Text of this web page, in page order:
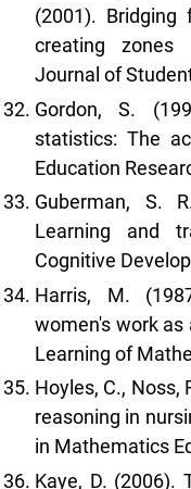
(2001). Bridging
creating zones
Journal of
Gordon, S.
statistics: The
Education
Guberman, S.
Learning and
Cognitive
Harris, M.
women's work
Learning of
Hoyles, C., Noss,
reasoning in
in Mathematics
Kaye, D. (2006).